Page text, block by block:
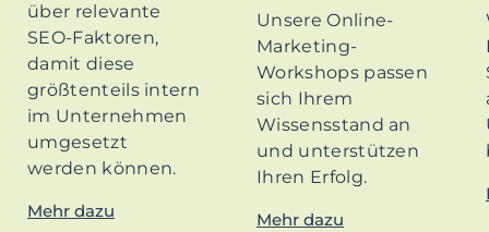
über relevante
SEO-Faktoren,
damit diese
größtenteils intern
im Unternehmen
umgesetzt
werden können.
Mehr dazu
Unsere Online-
Marketing-
Workshops passen
sich Ihrem
Wissensstand an
und unterstützen
Ihren Erfolg.
Mehr dazu